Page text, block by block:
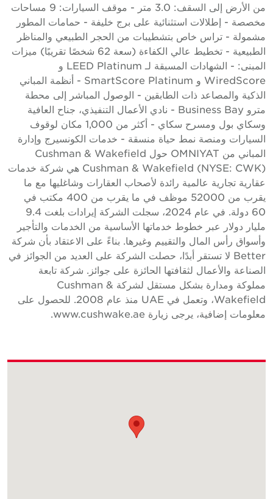
من الأرض إلى السقف: 3.0 متر - موقف السيارات: 9 مساحات
مخصصة - إطلالات استثنائية على برج خليفة - حمامات المطور
مشمولة - تراس خاص بتشطيبات من الحجر الطبيعي والمناظر
الطبيعية - تخطيط عالي الكفاءة (سعة 62 شخصًا تقريبًا) ميزات
المبنى: - الشهادات المسبقة لـ LEED Platinum و
WiredScore و SmartScore Platinum - أنظمة المباني
الذكية والمصاعد ذات الطابقين - الوصول المباشر إلى محطة
مترو Business Bay - نادي الأعمال التنفيذي، جناح العافية
وسكاي بول ومسرح سكاي - أكثر من 1,000 مكان لوقوف
السيارات ومنصة نمط حياة منسقة - خدمات الكونسيرج وإدارة
المباني من OMNIYAT حول Cushman & Wakefield
Cushman & Wakefield (NYSE: CWK) هي شركة خدمات
عقارية تجارية عالمية رائدة لأصحاب العقارات وشاغليها مع ما
يقرب من 52000 موظف في ما يقرب من 400 مكتب في
60 دولة. في عام 2024، سجلت الشركة إيرادات بلغت 9.4
مليار دولار عبر خطوط خدماتها الأساسية من الخدمات والتأجير
وأسواق رأس المال والتقييم وغيرها. بناءً على الاعتقاد بأن شركة
Better لا تستقر أبدًا، حصلت الشركة على العديد من الجوائز في
الصناعة والأعمال لثقافتها الحائزة على جوائز. شركة تابعة
مملوكة ومدارة بشكل مستقل لشركة Cushman &
Wakefield، وتعمل في UAE منذ عام 2008. للحصول على
معلومات إضافية، يرجى زيارة www.cushwake.ae.